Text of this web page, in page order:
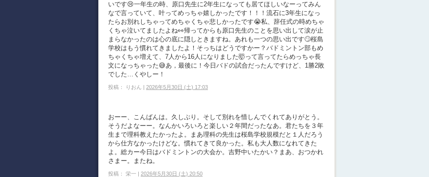
いです😢一年生の時、原口先生に2年生になっても居てほしいなーってみん
なで言っていて、叶ってめっちゃ嬉しかったです！！！流石に3年生になっ
たらお別れしちゃってめちゃくちゃ悲しかったです😭私、辞任式の時めちゃ
くちゃ泣いてましたよね👀帰ってからも原口先生のことを思い出して涙が止
まらなかったのは心の底に隠しときますね。あれも一つの思い出です🙄桜島
学校はもう慣れてきましたよ！そっちはどうですかー？バドミントン部もめ
ちゃくちゃ増えて、7人から16人になりました🤯って言ってたらめっちゃ長
文になっちゃった😅あ，最後に！今日バドの試合だったんですけど、1勝2敗
でした…くやしー！
投稿： りおん | 2026年5月30日 (土) 17:03
おーー、こんばんは。久しぶり。そして別れを惜しんでくれてありがとう。
そうだよなーー。なんかいろいろと楽しい２年間だったなあ。君たちを３年
生まで理科教えたかったよ。まあ理科の先生は桜島学校規模だと１人だろう
から仕方なかったけどな。慣れてきて良かった。私も大人数になれてきた
よ。総カー今日はバドミントンの大会か。吉野中いたかい？まあ、おつかれ
さまー。またね。
投稿： 栄一 | 2026年5月30日 (土) 20:50